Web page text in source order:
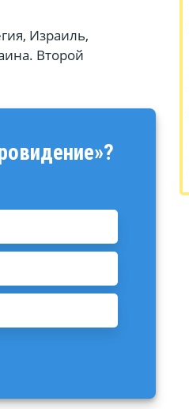
Израиль,
Второй